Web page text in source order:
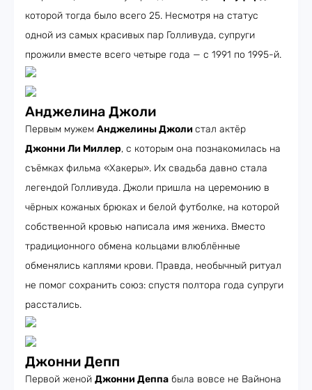
которой тогда было всего 25. Несмотря на статус
одной из самых красивых пар Голливуда, супруги
прожили вместе всего четыре года — с 1991 по 1995-й.
Анджелина Джоли
Первым мужем Анджелины Джоли стал актёр
Джонни Ли Миллер, с которым она познакомилась на
съёмках фильма «Хакеры». Их свадьба давно стала
легендой Голливуда. Джоли пришла на церемонию в
чёрных кожаных брюках и белой футболке, на которой
собственной кровью написала имя жениха. Вместо
традиционного обмена кольцами влюблённые
обменялись каплями крови. Правда, необычный ритуал
не помог сохранить союз: спустя полтора года супруги
расстались.
Джонни Депп
Первой женой Джонни Деппа была вовсе не Вайнона